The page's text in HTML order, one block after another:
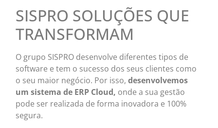
SISPRO SOLUÇÕES QUE
TRANSFORMAM
O grupo SISPRO desenvolve diferentes tipos de
software e tem o sucesso dos seus clientes como
o seu maior negócio. Por isso,desenvolvemos
um sistema de ERP Cloud, onde a sua gestão
pode ser realizada de forma inovadora e 100%
segura.